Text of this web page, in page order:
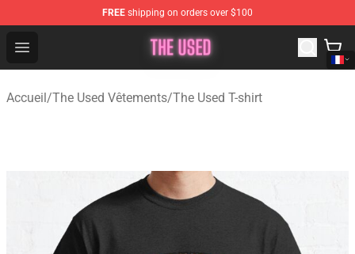
FREE shipping on orders over $100
Open menu
The Used Store - Official The Used Merchandise Shop
Accueil/The Used Vêtements/The Used T-shirt